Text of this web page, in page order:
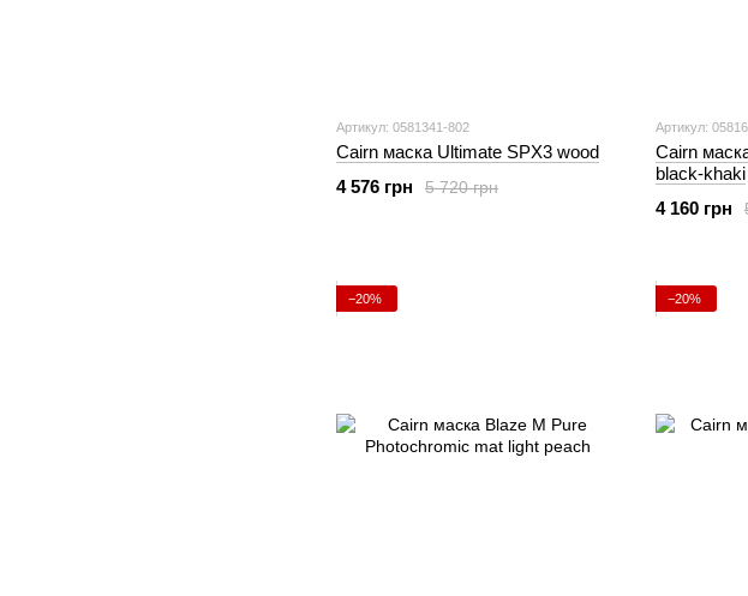
Артикул: 0581341-802
Cairn маска Ultimate SPX3 wood
5 720 грн
4 576 грн
Артикул:
Cairn
black-khaki
4 160 грн
−20% −20%